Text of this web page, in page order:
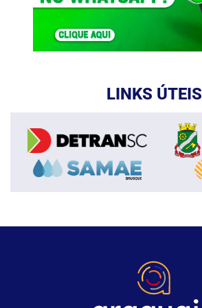
LINKS ÚTEIS